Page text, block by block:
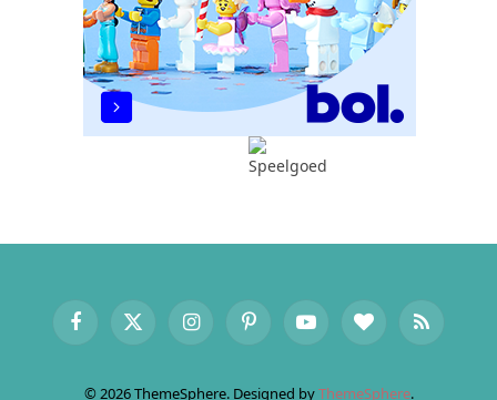
FacebookX
InstagramPinterestYouTubeBlogLovinRSS
© 2026 ThemeSphere. Designed byThemeSphere.